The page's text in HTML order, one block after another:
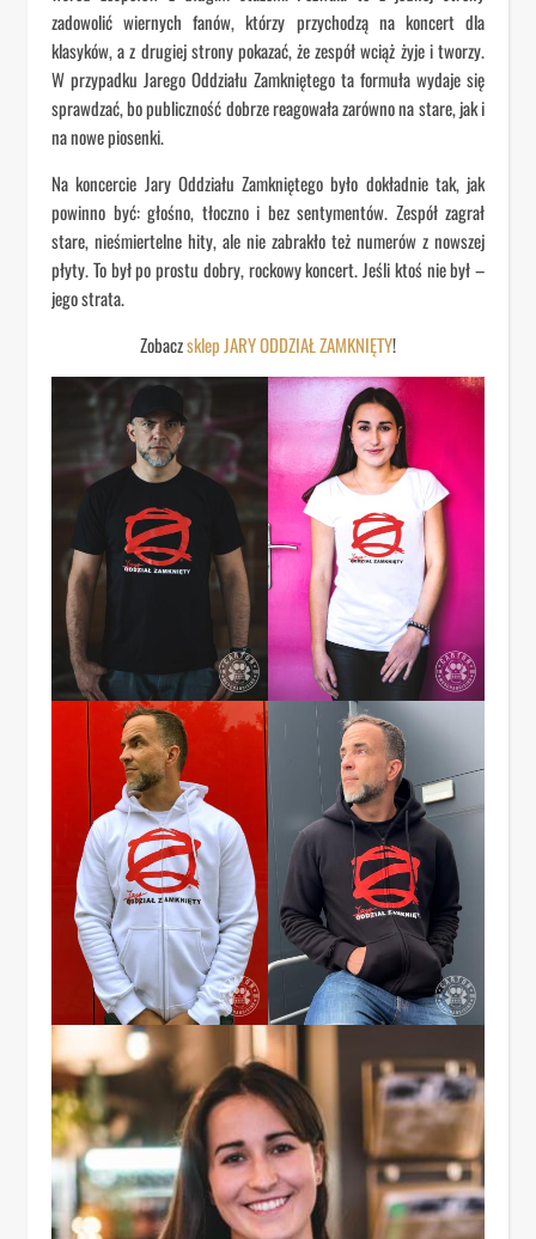
zadowolić wiernych fanów, którzy przychodzą na koncert dla
klasyków, a z drugiej strony pokazać, że zespół wciąż żyje i tworzy.
W przypadku Jarego Oddziału Zamkniętego ta formuła wydaje się
sprawdzać, bo publiczność dobrze reagowała zarówno na stare, jak i
na nowe piosenki.
Na koncercie Jary Oddziału Zamkniętego było dokładnie tak, jak
powinno być: głośno, tłoczno i bez sentymentów. Zespół zagrał
stare, nieśmiertelne hity, ale nie zabrakło też numerów z nowszej
płyty. To był po prostu dobry, rockowy koncert. Jeśli ktoś nie był –
jego strata.
Zobaczsklep JARY ODDZIAŁ ZAMKNIĘTY!